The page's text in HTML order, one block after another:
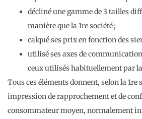
décliné une gamme de 3 tailles
manière que la 1re société ;
calqué ses prix en fonction des
utilisé ses axes de
ceux utilisés habituellement par la
Tous ces éléments donnent, selon la 1re
impression de rapprochement et de
consommateur moyen, normalement